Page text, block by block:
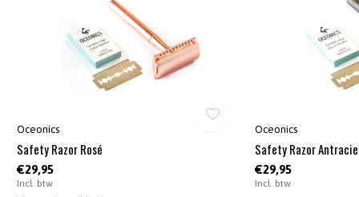
Oceonics
Safety Razor Rosé
€29,95
Incl. btw
Oceonics
Safety Razor
€29,95
Incl. btw